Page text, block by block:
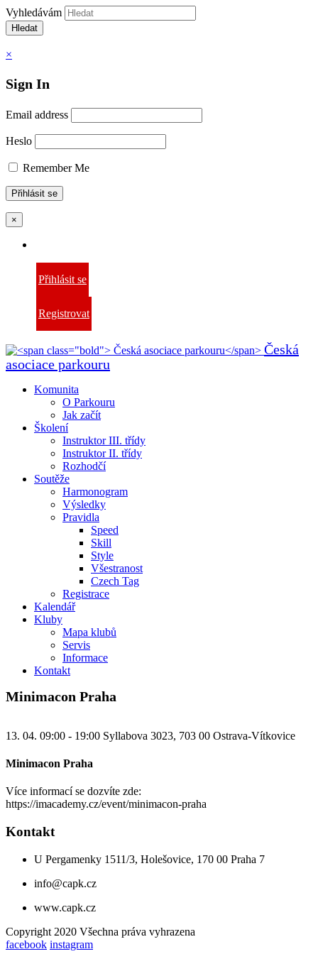
Vyhledávám
Hledat
×
Sign In
Email address
Heslo
Remember Me
×
Přihlásit se
Registrovat
Česká
asociace parkouru
Komunita
O Parkouru
Jak začít
Školení
Instruktor III. třídy
Instruktor II. třídy
Rozhodčí
Soutěže
Harmonogram
Výsledky
Pravidla
Speed
Skill
Style
Všestranost
Czech Tag
Registrace
Kalendář
Kluby
Mapa klubů
Servis
Informace
Kontakt
Minimacon Praha
13. 04. 09:00 - 19:00 Syllabova 3023, 703 00 Ostrava-Vítkovice
Minimacon Praha
Více informací se dozvíte zde:
https://imacademy.cz/event/minimacon-praha
Kontakt
U Pergamenky 1511/3, Holešovice, 170 00 Praha 7
info@capk.cz
www.capk.cz
Copyright 2020 Všechna práva vyhrazena
facebook instagram